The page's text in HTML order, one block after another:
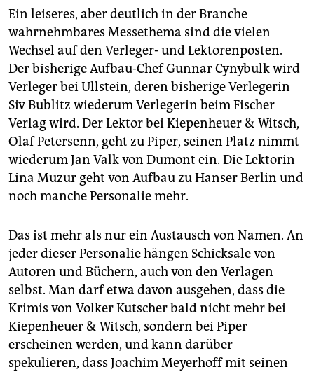
Ein leiseres, aber deutlich in der Branche
wahrnehmbares Messethema sind die vielen
Wechsel auf den Verleger- und Lektorenposten.
Der bisherige Aufbau-Chef Gunnar Cynybulk wird
Verleger bei Ullstein, deren bisherige Verlegerin
Siv Bublitz wiederum Verlegerin beim Fischer
Verlag wird. Der Lektor bei Kiepenheuer & Witsch,
Olaf Petersenn, geht zu Piper, seinen Platz nimmt
wiederum Jan Valk von Dumont ein. Die Lektorin
Lina Muzur geht von Aufbau zu Hanser Berlin und
noch manche Personalie mehr.
Das ist mehr als nur ein Austausch von Namen. An
jeder dieser Personalie hängen Schicksale von
Autoren und Büchern, auch von den Verlagen
selbst. Man darf etwa davon ausgehen, dass die
Krimis von Volker Kutscher bald nicht mehr bei
Kiepenheuer & Witsch, sondern bei Piper
erscheinen werden, und kann darüber
spekulieren, dass Joachim Meyerhoff mit seinen